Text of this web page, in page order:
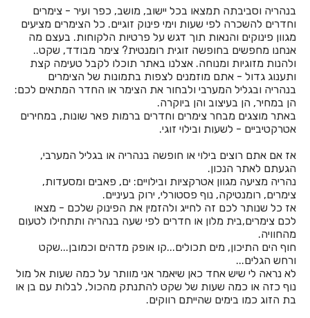
חדרים לפי שעה במגידו
חדרים לפי שעה במגן שאול
חדרים לפי שעה במדרך עוז
חדרים לפי שעה במודיעין
חדרים לפי שעה במושב אדירים
חדרים לפי שעה במושב אומן
חדרים לפי שעה במושב הודיה
חדרים לפי שעה במושב היוגב
חדרים לפי שעה במושב זכריה
חדרים לפי שעה במושב מיטב
חדרים לפי שעה במושב משען
חדרים לפי שעה במושב נועם
בנהריה וסביבתה תמצאו בכל יישוב, מושב, כפר ועיר - צימרים
וחדרים להשכרה לפי שעות וימי פינוק זוגיים. כל הצימרים מציעים
מגוון פינוקים והנאות תוך דגש על פרטיות הלקוחות. בעצם מה
אנחנו מחפשים בחופשה זוגית רומנטית? צימר מבודד, שקט..
ולהנות מזוגיות ומנוחה. אצלנו באתר תוכלו לקבל טעימה קצת
ותענוג גדול - אתם מוזמנים לצפות בתמונות של הצימרים
בנהריה ובגליל המערבי ולבחור את הצימר או החדר המתאים לכם:
הן במחיר, הן בעיצוב והן ביוקרה.
באתר מוצגים מבחר צימרים וחדרים ברמות פאר שונות, במחירים
אטרקטיביים - לשעות ובילוי זוגי.
אז אם אתם רוצים בילוי או חופשה בנהריה או בגליל המערבי,
הגעתם לאתר הנכון.
נהריה מציעה מגוון אטרקציות ובילויים: ים, פאבים ומסעדות,
צימרים, רומנטיקה, נוף פסטורלי, ירוק בעיניים.
אז כל שנותר לכם זה לחייג ולהזמין את הפינוק שלכם - מצאו
לכם צימרים,בית מלון או חדרים לפי שעה בנהריה ותתחילו לטעום
מהחוויה.
חוף הים התיכון, מים תכולים...קו אופק מדהים וכמובן...שקט
ורחש הגלים...
לא נראה לי שיש אחד כאן שיאמר אני מוותר על כמה שעות אל מול
נוף כזה או כמה שעות של שקט להתנתק מהכול, לבלות עם בן או
בת הזוג כמו בימים שהייתם רווקים.